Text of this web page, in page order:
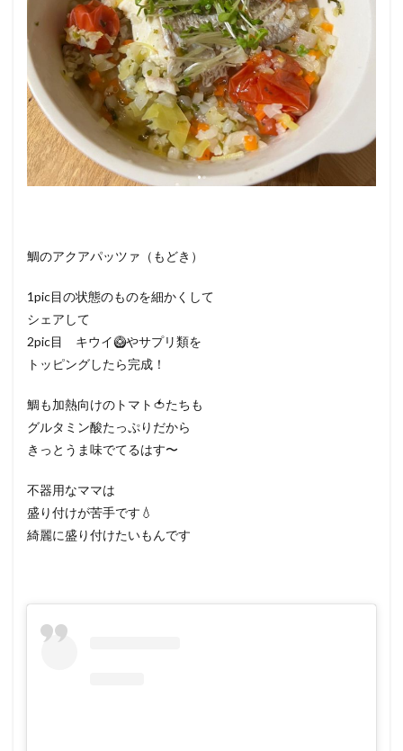
鯛のアクアパッツァ（もどき）
1pic目の状態のものを細かくして
シェアして
2pic目 キウイ🥝やサプリ類を
トッピングしたら完成！
鯛も加熱向けのトマト🍅たちも
グルタミン酸たっぷりだから
きっとうま味でてるはす〜
不器用なママは
盛り付けが苦手です💧
綺麗に盛り付けたいもんです